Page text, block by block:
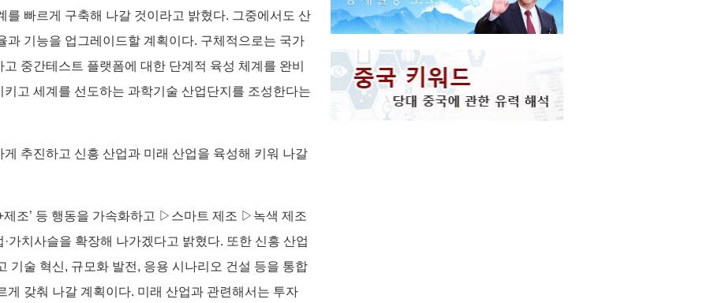
를 빠르게 구축해 나갈 것이라고 밝혔다. 그중에서도 산
과 기능을 업그레이드할 계획이다. 구체적으로는 국가
중간테스트 플랫폼에 대한 단계적 육성 체계를 완비
고 세계를 선도하는 과학기술 산업단지를 조성한다는
추진하고 신흥 산업과 미래 산업을 육성해 키워 나갈
제조’ 등 행동을 가속화하고 ▷스마트 제조 ▷녹색 제조
가치사슬을 확장해 나가겠다고 밝혔다. 또한 신흥 산업
기술 혁신, 규모화 발전, 응용 시나리오 건설 등을 통합
게 갖춰 나갈 계획이다. 미래 산업과 관련해서는 투자